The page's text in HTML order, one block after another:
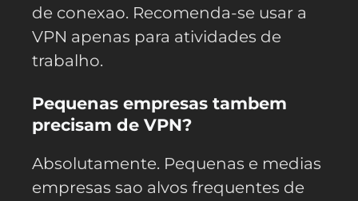
de conexao. Recomenda-se usar a
VPN apenas para atividades de
trabalho.
Pequenas empresas tambem
precisam de VPN?
Absolutamente. Pequenas e medias
empresas sao alvos frequentes de